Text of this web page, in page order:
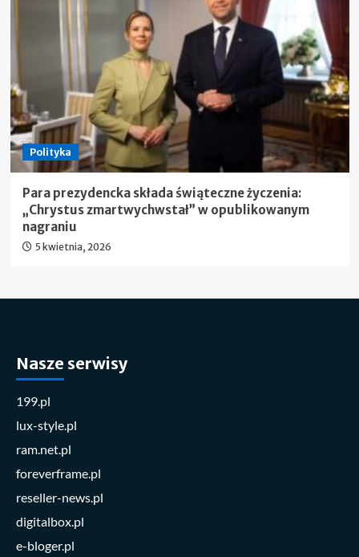
Polityka
Para prezydencka składa świąteczne życzenia:
„Chrystus zmartwychwstał” w opublikowanym
nagraniu
5 kwietnia, 2026
Nasze serwisy
199.pl
lux-style.pl
ram.net.pl
foreverframe.pl
reseller-news.pl
digitalbox.pl
e-bloger.pl